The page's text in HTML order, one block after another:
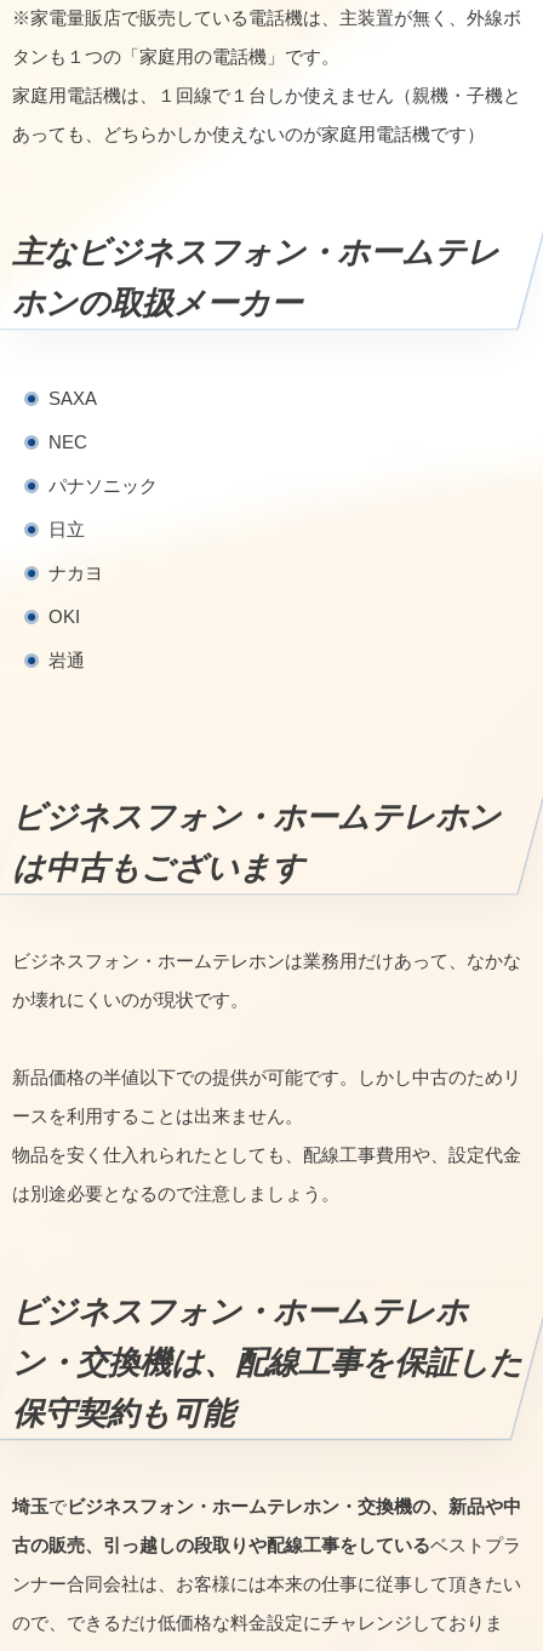
※家電量販店で販売している電話機は、主装置が無く、外線ボ
タンも１つの「家庭用の電話機」です。
家庭用電話機は、１回線で１台しか使えません（親機・子機と
あっても、どちらかしか使えないのが家庭用電話機です）
主なビジネスフォン・ホームテレ
ホンの取扱メーカー
SAXA
NEC
パナソニック
日立
ナカヨ
OKI
岩通
ビジネスフォン・ホームテレホン
は中古もございます
ビジネスフォン・ホームテレホンは業務用だけあって、なかな
か壊れにくいのが現状です。
新品価格の半値以下での提供が可能です。しかし中古のためリ
ースを利用することは出来ません。
物品を安く仕入れられたとしても、配線工事費用や、設定代金
は別途必要となるので注意しましょう。
ビジネスフォン・ホームテレホ
ン・交換機は、配線工事を保証した
保守契約も可能
埼玉でビジネスフォン・ホームテレホン・交換機の、新品や中
古の販売、引っ越しの段取りや配線工事をしているベストプラ
ンナー合同会社は、お客様には本来の仕事に従事して頂きたい
ので、できるだけ低価格な料金設定にチャレンジしておりま